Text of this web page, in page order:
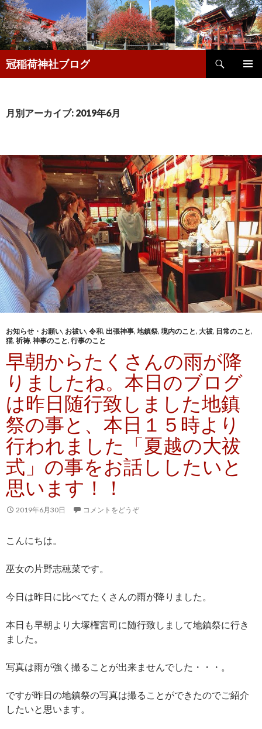
冠稲荷神社ブログ
索
ン
動
月別アーカイブ: 2019年6月
お知らせ・お願い, お祓い, 令和, 出張神事, 地鎮祭, 境内のこと, 大祓, 日常のこと,
猫, 祈祷, 神事のこと, 行事のこと
早朝からたくさんの雨が降
りましたね。本日のブログ
は昨日随行致しました地鎮
祭の事と、本日１５時より
行われました「夏越の大祓
式」の事をお話ししたいと
思います！！
2019年6月30日 コメントをどうぞ
こんにちは。
巫女の片野志穂菜です。
今日は昨日に比べてたくさんの雨が降りました。
本日も早朝より大塚権宮司に随行致しまして地鎮祭に行き
ました。
写真は雨が強く撮ることが出来ませんでした・・・。
ですが昨日の地鎮祭の写真は撮ることができたのでご紹介
したいと思います。